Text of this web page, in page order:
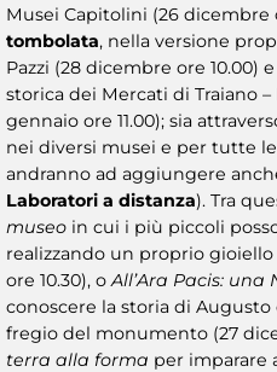
Musei Capitolini (26 dicembre
tombolata, nella versione
Pazzi (28 dicembre ore 10.00)
storica dei Mercati di Traiano
gennaio ore 11.00); sia
nei diversi musei e per tutte
andranno ad aggiungere
Laboratori a distanza). Tra
museo in cui i più piccoli
realizzando un proprio
ore 10.30), oAll’Ara Pacis:
conoscere la storia di
fregio del monumento (27
terra alla forma per imparare